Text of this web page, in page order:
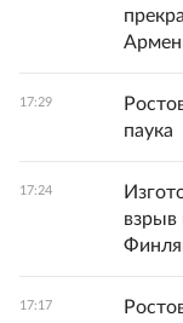
17:29
паука
17:24
взрыв
17:17